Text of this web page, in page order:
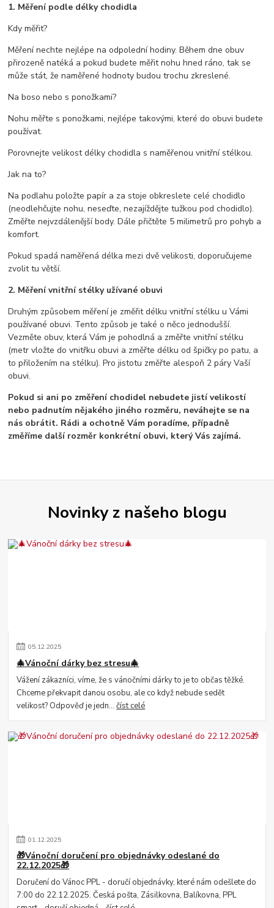
1. Měření podle délky chodidla
Kdy měřit?
Měření nechte nejlépe na odpolední hodiny. Během dne obuv
přirozeně natéká a pokud budete měřit nohu hned ráno, tak se
může stát, že naměřené hodnoty budou trochu zkreslené.
Na boso nebo s ponožkami?
Nohu měřte s ponožkami, nejlépe takovými, které do obuvi budete
používat.
Porovnejte velikost délky chodidla s naměřenou vnitřní stélkou.
Jak na to?
Na podlahu položte papír a za stoje obkreslete celé chodidlo
(neodlehčujte nohu, neseďte, nezajíždějte tužkou pod chodidlo).
Změřte nejvzdálenější body. Dále přičtěte 5 milimetrů pro pohyb a
komfort.
Pokud spadá naměřená délka mezi dvě velikosti, doporučujeme
zvolit tu větší.
2. Měření vnitřní stélky užívané obuvi
Druhým způsobem měření je změřit délku vnitřní stélku u Vámi
používané obuvi. Tento způsob je také o něco jednodušší.
Vezměte obuv, která Vám je pohodlná a změřte vnitřní stélku
(metr vložte do vnitřku obuvi a změřte délku od špičky po patu, a
to přiložením na stélku). Pro jistotu změřte alespoň 2 páry Vaší
obuvi.
Pokud si ani po změření chodidel nebudete jistí velikostí
nebo padnutím nějakého jiného rozměru, neváhejte se na
nás obrátit. Rádi a ochotně Vám poradíme, případně
změříme další rozměr konkrétní obuvi, který Vás zajímá.
Novinky z našeho blogu
05.12.2025
🎄Vánoční dárky bez stresu🎄
Vážení zákazníci, víme, že s vánočními dárky to je to občas těžké.
Chceme překvapit danou osobu, ale co když nebude sedět
velikost? Odpověď je jedn...číst celé
01.12.2025
🎁Vánoční doručení pro objednávky odeslané do
22.12.2025🎁
Doručení do Vánoc PPL - doručí objednávky, které nám odešlete do
7:00 do 22.12.2025. Česká pošta, Zásilkovna, Balíkovna, PPL